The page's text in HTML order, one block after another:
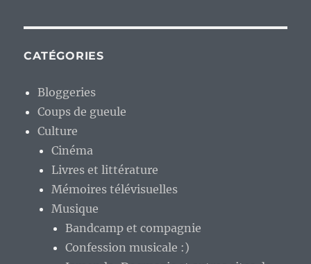
CATÉGORIES
Bloggeries
Coups de gueule
Culture
Cinéma
Livres et littérature
Mémoires télévisuelles
Musique
Bandcamp et compagnie
Confession musicale :)